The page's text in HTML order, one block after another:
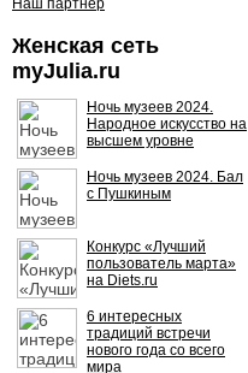
Наш партнёр
Женская сеть
myJulia.ru
Ночь музеев 2024.
Народное искусство на
высшем уровне
Ночь музеев 2024. Бал
с Пушкиным
Конкурс «Лучший
пользователь марта»
на Diets.ru
6 интересных
традиций встречи
нового года со всего
мира